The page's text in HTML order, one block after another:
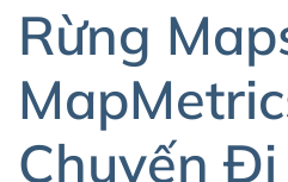
Rừng
Chuyến